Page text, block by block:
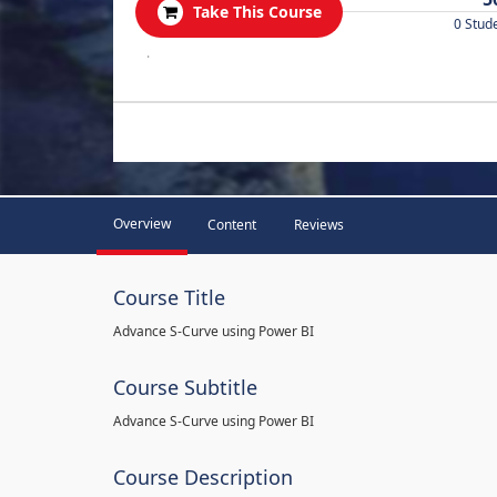
Take This Course
0
.
Overview Content Reviews
Course Title
Advance S-Curve using Power BI
Course Subtitle
Advance S-Curve using Power BI
Course Description